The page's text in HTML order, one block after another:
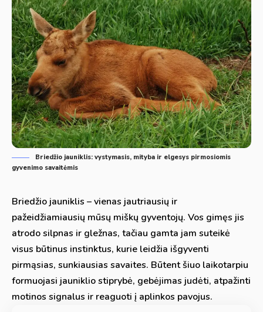
Briedžio jauniklis: vystymasis, mityba ir elgesys pirmosiomis
gyvenimo savaitėmis
Briedžio jauniklis – vienas jautriausių ir
pažeidžiamiausių mūsų miškų gyventojų. Vos gimęs jis
atrodo silpnas ir gležnas, tačiau gamta jam suteikė
visus būtinus instinktus, kurie leidžia išgyventi
pirmąsias, sunkiausias savaites. Būtent šiuo laikotarpiu
formuojasi jauniklio stiprybė, gebėjimas judėti, atpažinti
motinos signalus ir reaguoti į aplinkos pavojus.